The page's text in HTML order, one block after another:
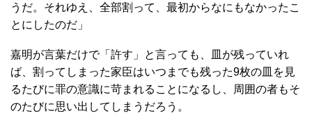
うだ。それゆえ、全部割って、最初からなにもなかったこ
とにしたのだ」
嘉明が言葉だけで「許す」と言っても、皿が残っていれ
ば、割ってしまった家臣はいつまでも残った9枚の皿を見
るたびに罪の意識に苛まれることになるし、周囲の者もそ
のたびに思い出してしまうだろう。